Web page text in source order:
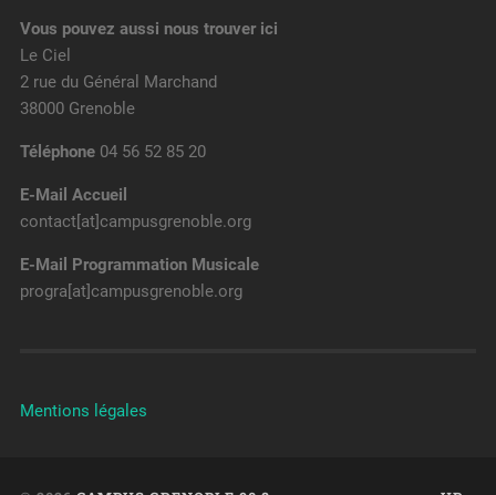
Vous pouvez aussi nous trouver ici
Le Ciel
2 rue du Général Marchand
38000 Grenoble
Téléphone04 56 52 85 20
E-Mail Accueil
contact[at]campusgrenoble.org
E-Mail Programmation Musicale
progra[at]campusgrenoble.org
Mentions légales